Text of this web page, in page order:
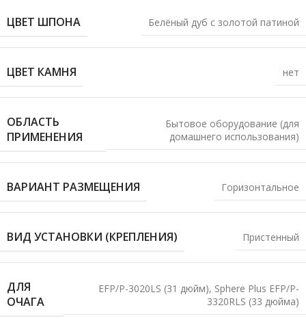
ЦВЕТ ШПОНА Белёный дуб с золотой патиной
ЦВЕТ КАМНЯ нет
ОБЛАСТЬ
ПРИМЕНЕНИЯ
Бытовое оборудование (для
домашнего использования)
ВАРИАНТ РАЗМЕЩЕНИЯ Горизонтальное
ВИД УСТАНОВКИ (КРЕПЛЕНИЯ) Пристенный
ДЛЯ
ОЧАГА
EFP/P-3020LS (31 дюйм), Sphere Plus EFP/P-
3320RLS (33 дюйма)